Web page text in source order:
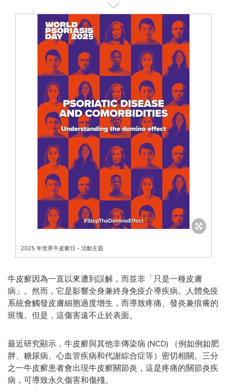
2025 年世界牛皮癬日－活動主題
牛皮癬因為一直以來遭到誤解，而並非「只是一種皮膚
病」。然而，它是影響全身兼終身免疫介導疾病。人體免疫
系統會觸發皮膚細胞過度增生，而導致疼痛、發炎兼痕癢的
斑塊。但是，這傷害遠不止於表面。
最近研究顯示，牛皮癬與其他非傳染病 (NCD) （例如例如肥
胖、糖尿病、心血管疾病和代謝綜合症等）密切相關。三分
之一牛皮癬患者會出現牛皮癬關節炎，這是疼痛的關節炎疾
病，可導致永久傷害和傷殘。